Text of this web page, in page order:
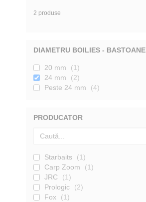
2 produse
DIAMETRU BOILIES - BASTOANE
20 mm
1
24 mm
2
Peste 24 mm
4
PRODUCATOR
Starbaits
1
Carp Zoom
1
JRC
1
Prologic
2
Fox
1